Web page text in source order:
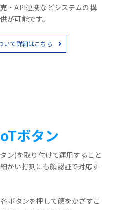
・API連携などシステムの構
が可能です。
いて詳細はこちら
ボタン
ン)を取り付けて運用すること
かい打刻にも顔認証で対応す
ボタンを押して顔をかざすこ